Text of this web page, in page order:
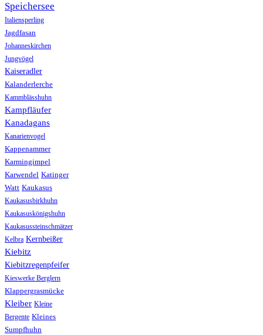
Speichersee
Italiensperling
Jagdfasan
Johanneskirchen
Jungvögel
Kaiseradler
Kalanderlerche
Kammblässhuhn
Kampfläufer
Kanadagans
Kanarienvogel
Kappenammer
Karmingimpel
Karwendel Katinger
Watt Kaukasus
Kaukasusbirkhuhn
Kaukasuskönigshuhn
Kaukasussteinschmätzer
Kelbra Kernbeißer
Kiebitz
Kiebitzregenpfeifer
Kieswerke Berglern
Klappergrasmücke
Kleiber Kleine
Bergente Kleines
Sumpfhuhn